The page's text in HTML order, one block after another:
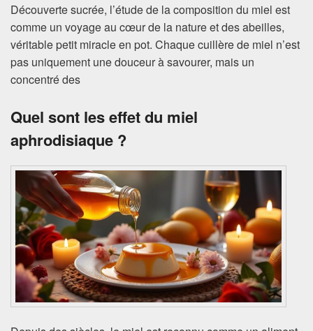
Découverte sucrée, l’étude de la composition du miel est
comme un voyage au cœur de la nature et des abeilles,
véritable petit miracle en pot. Chaque cuillère de miel n’est
pas uniquement une douceur à savourer, mais un
concentré des
Quel sont les effet du miel
aphrodisiaque ?